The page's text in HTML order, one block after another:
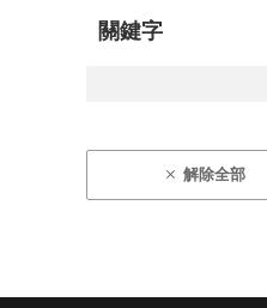
關鍵字
解除全部